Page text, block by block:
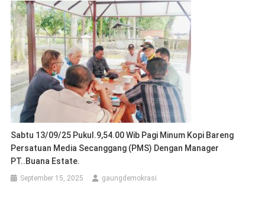
Sabtu 13/09/25 Pukul.9,54.00 Wib Pagi Minum Kopi Bareng
Persatuan Media Secanggang (PMS) Dengan Manager
PT..Buana Estate.
September 15, 2025 gaungdemokrasi